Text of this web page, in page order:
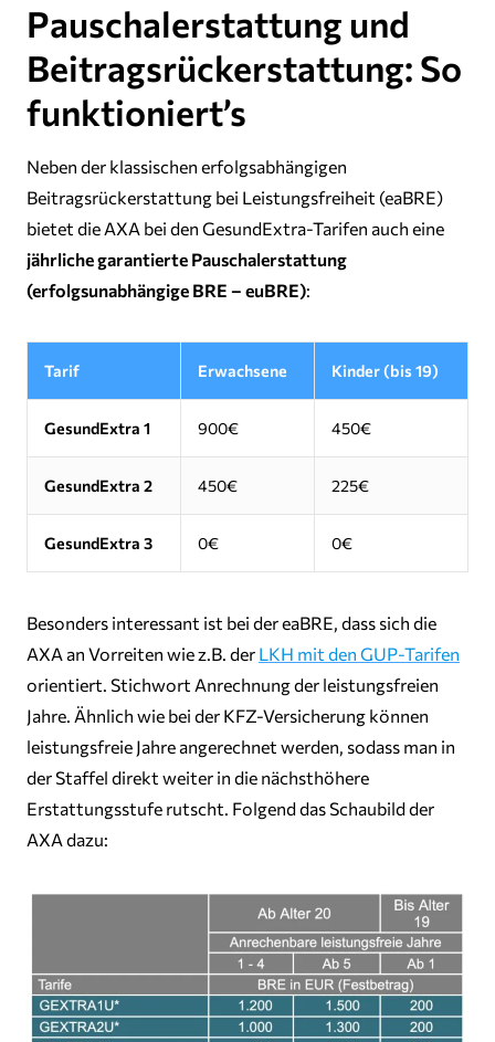
Pauschalerstattung und
Beitragsrückerstattung: So
funktioniert’s
Neben der klassischen erfolgsabhängigen
Beitragsrückerstattung bei Leistungsfreiheit (eaBRE)
bietet die AXA bei den GesundExtra-Tarifen auch eine
jährliche garantierte Pauschalerstattung
(erfolgsunabhängige BRE – euBRE):
Tarif Erwachsene Kinder (bis 19)
GesundExtra 1 900€ 450€
GesundExtra 2 450€ 225€
GesundExtra 3 0€ 0€
Besonders interessant ist bei der eaBRE, dass sich die
AXA an Vorreiten wie z.B. der LKH mit den GUP-Tarifen
orientiert. Stichwort Anrechnung der leistungsfreien
Jahre. Ähnlich wie bei der KFZ-Versicherung können
leistungsfreie Jahre angerechnet werden, sodass man in
der Staffel direkt weiter in die nächsthöhere
Erstattungsstufe rutscht. Folgend das Schaubild der
AXA dazu: